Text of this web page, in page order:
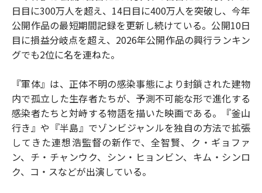
日目に300万人を超え、14日目に400万人を突破し、今年
公開作品の最短期間記録を更新し続けている。公開10日
目に損益分岐点を超え、2026年公開作品の興行ランキン
グでも2位に名を連ねた。
『軍体』は、正体不明の感染事態により封鎖された建物
内で孤立した生存者たちが、予測不可能な形で進化する
感染者たちと対峙する物語を描いた映画である。『釜山
行き』や『半島』でゾンビジャンルを独自の方法で拡張
してきた連想浩監督の新作で、全智賢、ク・ギョファ
ン、チ・チャンウク、シン・ヒョンビン、キム・シンロ
ク、コ・スなどが出演している。